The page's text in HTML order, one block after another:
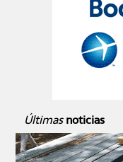
Últimas noticias